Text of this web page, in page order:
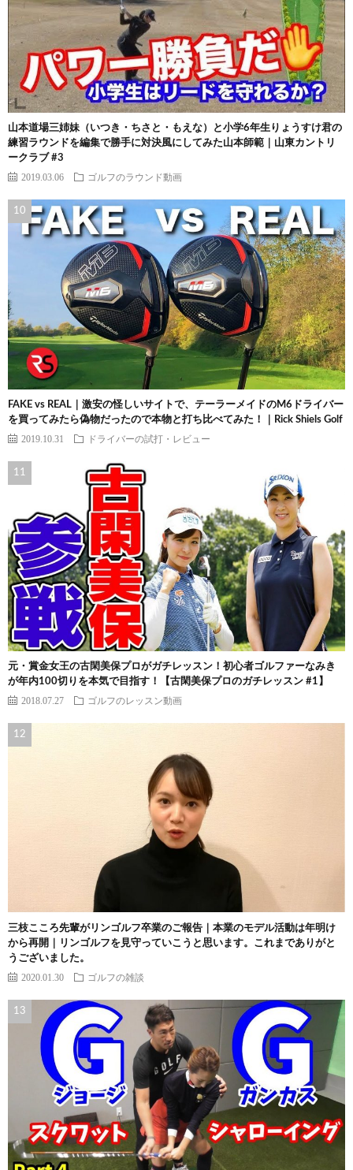
山本道場三姉妹（いつき・ちさと・もえな）と小学6年生りょうすけ君の
練習ラウンドを編集で勝手に対決風にしてみた山本師範｜山東カントリ
ークラブ #3
2019.03.06 ゴルフのラウンド動画
FAKE vs REAL｜激安の怪しいサイトで、テーラーメイドのM6ドライバー
を買ってみたら偽物だったので本物と打ち比べてみた！｜Rick Shiels Golf
2019.10.31 ドライバーの試打・レビュー
元・賞金女王の古閑美保プロがガチレッスン！初心者ゴルファーなみき
が年内100切りを本気で目指す！【古閑美保プロのガチレッスン #1】
2018.07.27 ゴルフのレッスン動画
三枝こころ先輩がリンゴルフ卒業のご報告｜本業のモデル活動は年明け
から再開｜リンゴルフを見守っていこうと思います。これまでありがと
うございました。
2020.01.30 ゴルフの雑談